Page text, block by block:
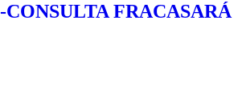
FRACASARÁ